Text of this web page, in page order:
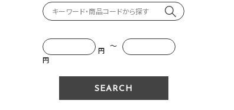
円 ～
円